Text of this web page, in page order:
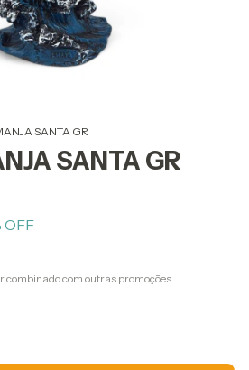
SANTA GR
SANTA GR
OFF
combinado com outras promoções.